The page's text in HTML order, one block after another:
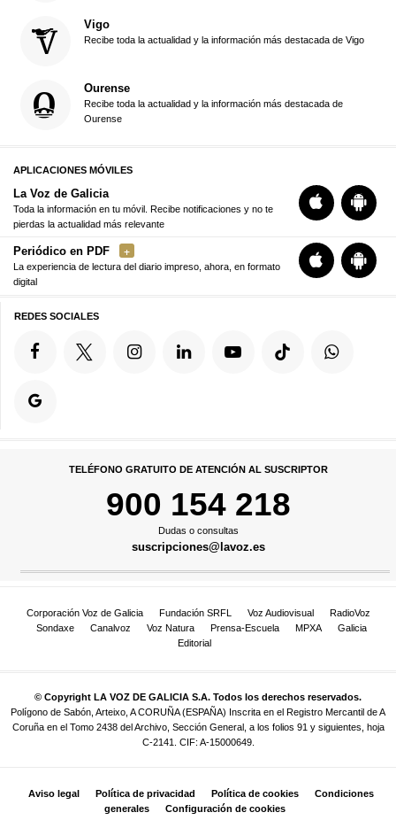
Vigo
Recibe toda la actualidad y la información más destacada de Vigo
Ourense
Recibe toda la actualidad y la información más destacada de
Ourense
APLICACIONES MÓVILES
La Voz de Galicia
Toda la información en tu móvil. Recibe notificaciones y no te
pierdas la actualidad más relevante
Periódico en PDF
La experiencia de lectura del diario impreso, ahora, en formato
digital
REDES SOCIALES
TELÉFONO GRATUITO DE ATENCIÓN AL SUSCRIPTOR
900 154 218
Dudas o consultas
suscripciones@lavoz.es
Corporación Voz de Galicia Fundación SRFL Voz Audiovisual
RadioVoz
Sondaxe
Canalvoz Voz Natura Prensa-Escuela MPXA
Galicia
Editorial
© Copyright LA VOZ DE GALICIA S.A. Todos los derechos reservados.
Polígono de Sabón, Arteixo, A CORUÑA (ESPAÑA) Inscrita en el Registro Mercantil de A
Coruña en el Tomo 2438 del Archivo, Sección General, a los folios 91 y siguientes, hoja
C-2141. CIF: A-15000649.
Aviso legal Política de privacidad Política de cookies
Condiciones
generales
Configuración de cookies